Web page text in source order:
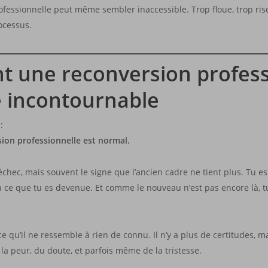
peut même sembler inaccessible. Trop floue, trop
une reconversion
incontournable
professionnelle est normal.
mais souvent le signe que l’ancien cadre ne tient plus. Tu
que tu es devenue. Et comme le nouveau n’est pas encore
qu’il ne ressemble à rien de connu. Il n’y a plus de certitudes,
peur, du doute, et parfois même de la tristesse.